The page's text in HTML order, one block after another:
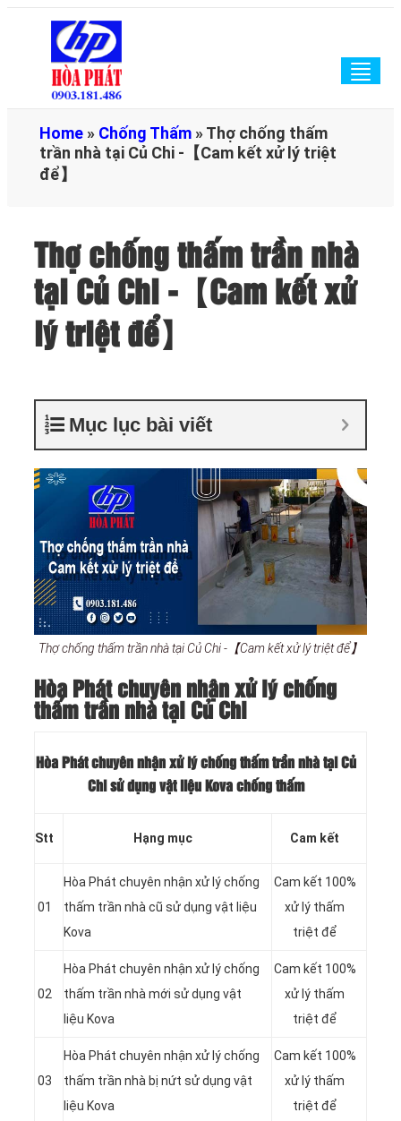
Home » Chống Thấm »Thợ chống thấm
trần nhà tại Củ Chi -【Cam kết xử lý triệt
để】
Thợ chống thấm trần nhà
tại Củ Chi -【Cam kết xử
lý triệt để】
Mục lục bài viết
Thợ chống thấm trần nhà tại Củ Chi -【Cam kết xử lý triệt để】
Hòa Phát chuyên nhận xử lý chống
thấm trần nhà tại Củ Chi
Hòa Phát chuyên nhận xử lý chống thấm trần nhà tại Củ
Chi sử dụng vật liệu Kova chống thấm
Stt Hạng mục Cam kết
01
Hòa Phát chuyên nhận xử lý chống
thấm trần nhà cũ sử dụng vật liệu
Kova
Cam kết 100%
xử lý thấm
triệt để
02
Hòa Phát chuyên nhận xử lý chống
thấm trần nhà mới sử dụng vật
liệu Kova
Cam kết 100%
xử lý thấm
triệt để
03
Hòa Phát chuyên nhận xử lý chống
thấm trần nhà bị nứt sử dụng vật
liệu Kova
Cam kết 100%
xử lý thấm
triệt để